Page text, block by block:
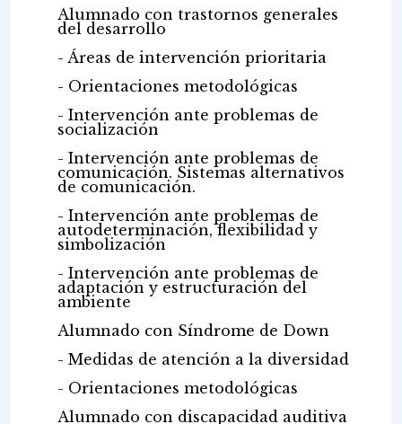
Alumnado con trastornos generales
del desarrollo
- Áreas de intervención prioritaria
- Orientaciones metodológicas
- Intervención ante problemas de
socialización
- Intervención ante problemas de
comunicación. Sistemas alternativos
de comunicación.
- Intervención ante problemas de
autodeterminación, flexibilidad y
simbolización
- Intervención ante problemas de
adaptación y estructuración del
ambiente
Alumnado con Síndrome de Down
- Medidas de atención a la diversidad
- Orientaciones metodológicas
Alumnado con discapacidad auditiva